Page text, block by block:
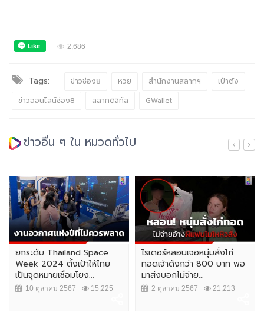
2,686
Tags: ข่าวช่อง8 หวย สำนักงานสลากฯ
เป๋าตัง
ข่าวออนไลน์ช่อง8
สลากดิจิทัล GWallet
ข่าวอื่น ๆ ใน หมวดทั่วไป
ยกระดับ Thailand Space
Week 2024 ตั้งเป้าให้ไทย
เป็นจุดหมายเชื่อมโยง...
10 ตุลาคม 2567 15,225
ไรเดอร์หลอนเจอหนุ่มสั่งไก่
ทอดเจ้าดังกว่า 800 บาท พอ
มาส่งบอกไม่จ่าย...
2 ตุลาคม 2567 21,213